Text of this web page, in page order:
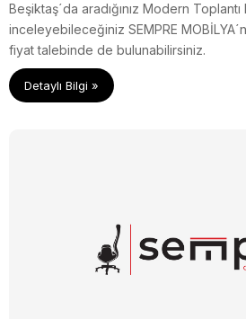
Beşiktaş´da aradığınız Modern
inceleyebileceğiniz SEMPRE
fiyat talebinde de bulunabilirsiniz.
Detaylı Bilgi »